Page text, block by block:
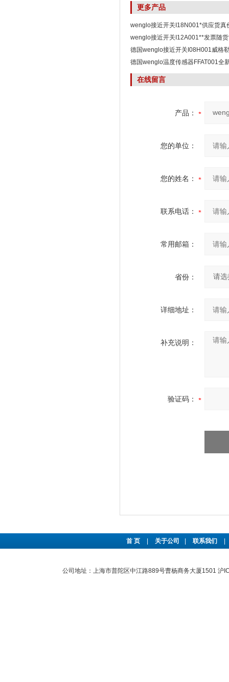
更多产品
wenglo接近开关I18N001*供应货真
wenglo接近开关I12A001**发票随货
德国wenglo接近开关I08H001威格
德国wenglo温度传感器FFAT001全
在线留言
产品：
您的单位：
您的姓名：
联系电话：
常用邮箱：
省份：
详细地址：
补充说明：
验证码：
首 页 关于公司 联系我们
公司地址：上海市普陀区中江路889号曹杨商务大厦1501 沪